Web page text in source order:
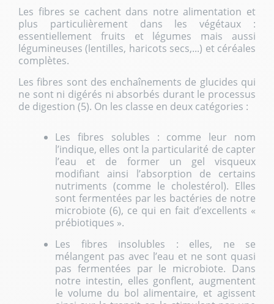
Les fibres se cachent dans notre alimentation et
plus particulièrement dans les végétaux :
essentiellement fruits et légumes mais aussi
légumineuses (lentilles, haricots secs,...) et céréales
complètes.
Les fibres sont des enchaînements de glucides qui
ne sont ni digérés ni absorbés durant le processus
de digestion (5). On les classe en deux catégories :
Les fibres solubles : comme leur nom
l’indique, elles ont la particularité de capter
l’eau et de former un gel visqueux
modifiant ainsi l’absorption de certains
nutriments (comme le cholestérol). Elles
sont fermentées par les bactéries de notre
microbiote (6), ce qui en fait d’excellents «
prébiotiques ».
Les fibres insolubles : elles, ne se
mélangent pas avec l’eau et ne sont quasi
pas fermentées par le microbiote. Dans
notre intestin, elles gonflent, augmentent
le volume du bol alimentaire, et agissent